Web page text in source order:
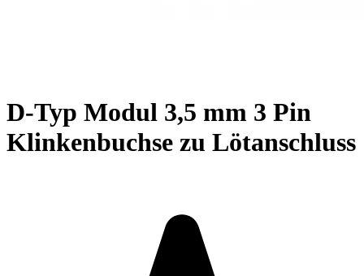
D-Typ Modul 3,5 mm 3 Pin
Klinkenbuchse zu Lötanschluss